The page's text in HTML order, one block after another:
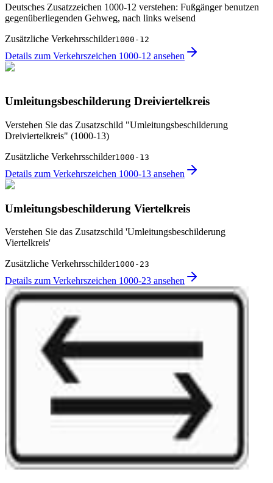
Deutsches Zusatzzeichen 1000-12 verstehen: Fußgänger benutzen
gegenüberliegenden Gehweg, nach links weisend
Zusätzliche Verkehrsschilder1000-12
Details zum Verkehrszeichen 1000-12 ansehen
Umleitungsbeschilderung Dreiviertelkreis
Verstehen Sie das Zusatzschild "Umleitungsbeschilderung
Dreiviertelkreis" (1000-13)
Zusätzliche Verkehrsschilder1000-13
Details zum Verkehrszeichen 1000-13 ansehen
Umleitungsbeschilderung Viertelkreis
Verstehen Sie das Zusatzschild 'Umleitungsbeschilderung
Viertelkreis'
Zusätzliche Verkehrsschilder1000-23
Details zum Verkehrszeichen 1000-23 ansehen